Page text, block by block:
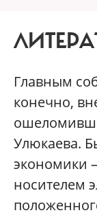
Главным
конечно,
Улюкаева.
экономики
носителем